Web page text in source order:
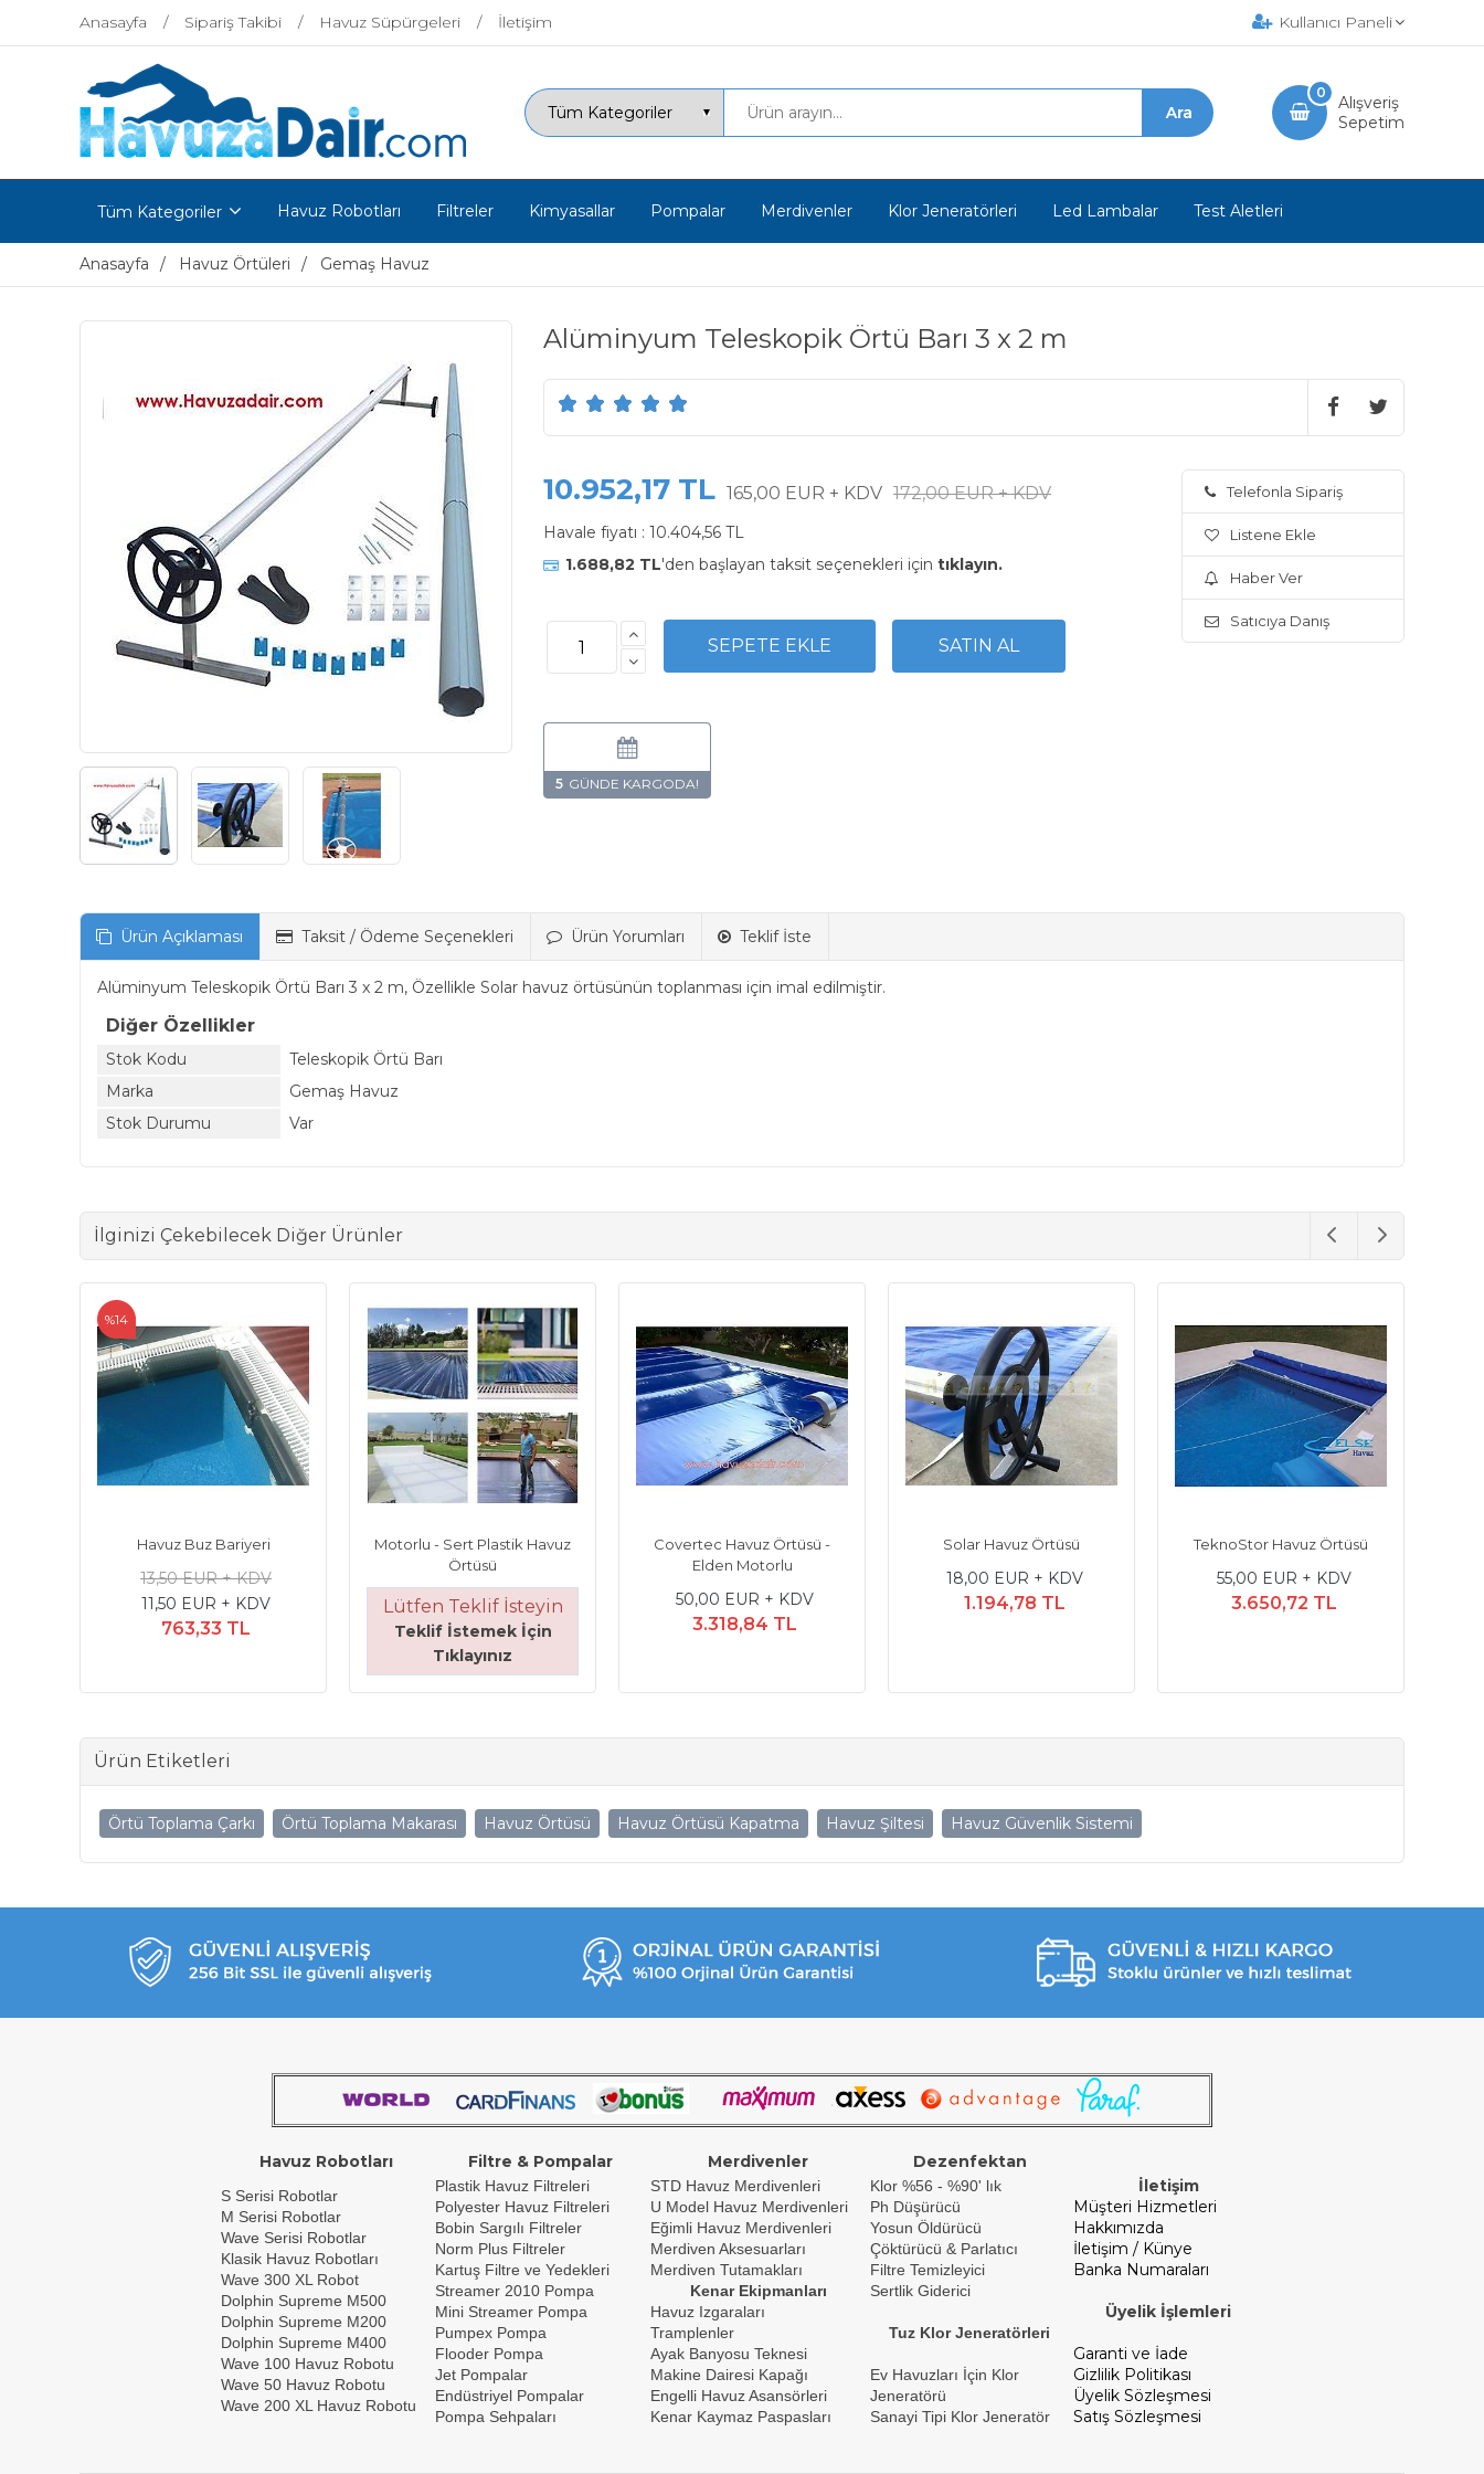
Anasayfa Sipariş Takibi Havuz Süpürgeleri İletişim Kullanıcı Paneli
Alışveriş
Sepetim
0
Tüm Kategoriler Havuz Robotları Filtreler Kimyasallar Pompalar Merdivenler Klor Jeneratörleri Led Lambalar Test Aletleri
Anasayfa Havuz Örtüleri Gemaş Havuz
Alüminyum Teleskopik Örtü Barı 3 x 2 m
10.952,17 TL 165,00 EUR + KDV 172,00 EUR + KDV
Havale fiyatı : 10.404,56 TL
1.688,82 TL'den başlayan taksit seçenekleri için tıklayın.
5
Telefonla Sipariş
Listene Ekle
Haber Ver
Satıcıya Danış
Ürün Açıklaması Taksit / Ödeme Seçenekleri Ürün Yorumları Teklif İste
Alüminyum Teleskopik Örtü Barı 3 x 2 m, Özellikle Solar havuz örtüsünün toplanması için imal edilmiştir.
Diğer Özellikler
Stok Kodu
Teleskopik Örtü Barı
Marka
Gemaş Havuz
Stok Durumu
Var
İlginizi Çekebilecek Diğer Ürünler
Havuz Buz Bariyeri
13,50 EUR + KDV
11,50 EUR + KDV
763,33 TL
%14
Motorlu - Sert Plastik Havuz
Örtüsü
Lütfen Teklif İsteyin
Teklif İstemek İçin
Tıklayınız
Covertec Havuz Örtüsü -
Elden Motorlu
50,00 EUR + KDV
3.318,84 TL
Solar Havuz Örtüsü
18,00 EUR + KDV
1.194,78 TL
TeknoStor Havuz Örtüsü
55,00 EUR + KDV
3.650,72 TL
Ürün Etiketleri
Örtü Toplama Çarkı Örtü Toplama Makarası Havuz Örtüsü Havuz Örtüsü Kapatma Havuz Şiltesi Havuz Güvenlik Sistemi
Havuz Robotları Filtre & Pompalar Merdivenler Dezenfektan
S Serisi Robotlar
M Serisi Robotlar
Wave Serisi Robotlar
Klasik Havuz Robotları
Wave 300 XL Robot
Dolphin Supreme M500
Dolphin Supreme M200
Dolphin Supreme M400
Wave 100 Havuz Robotu
Wave 50 Havuz Robotu
Wave 200 XL Havuz Robotu
Plastik Havuz Filtreleri
Polyester Havuz Filtreleri
Bobin Sargılı Filtreler
Norm Plus Filtreler
Kartuş Filtre ve Yedekleri
Streamer 2010 Pompa
Mini Streamer Pompa
Pumpex Pompa
Flooder Pompa
Jet Pompalar
Endüstriyel Pompalar
Pompa Sehpaları
STD Havuz Merdivenleri
U Model Havuz Merdivenleri
Eğimli Havuz Merdivenleri
Merdiven Aksesuarları
Merdiven Tutamakları
Kenar Ekipmanları
Havuz Izgaraları
Tramplenler
Ayak Banyosu Teknesi
Makine Dairesi Kapağı
Engelli Havuz Asansörleri
Kenar Kaymaz Paspasları
Klor %56 - %90' lık
Ph Düşürücü
Yosun Öldürücü
Çöktürücü & Parlatıcı
Filtre Temizleyici
Sertlik Giderici
Tuz Klor Jeneratörleri
Ev Havuzları İçin Klor
Jeneratörü
Sanayi Tipi Klor Jeneratör
İletişim
Müşteri Hizmetleri
Hakkımızda
İletişim / Künye
Banka Numaraları
Üyelik İşlemleri
Garanti ve İade
Gizlilik Politikası
Üyelik Sözleşmesi
Satış Sözleşmesi